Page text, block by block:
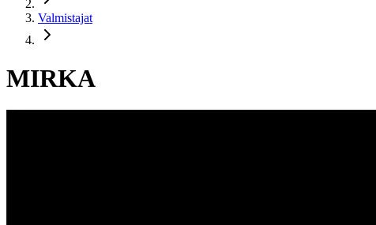
Valmistajat
MIRKA